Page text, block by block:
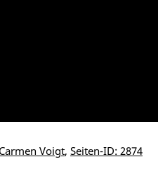
Carmen Voigt, Seiten-ID: 2874